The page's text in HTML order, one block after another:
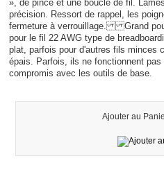
», de pince et une boucle de fil.
précision. Ressort de rappel, les
fermeture à verrouillage. Grand
pour le fil 22 AWG type de
plat, parfois pour d'autres fils minces
épais. Parfois, ils ne fonctionnent
compromis avec les outils de base.
Ajouter au